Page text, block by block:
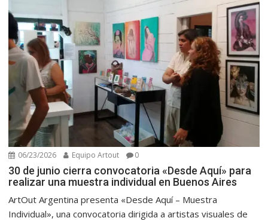
06/23/2026 Equipo Artout 0
30 de junio cierra convocatoria «Desde Aquí» para
realizar una muestra individual en Buenos Aires
ArtOut Argentina presenta «Desde Aquí – Muestra
Individual», una convocatoria dirigida a artistas visuales de